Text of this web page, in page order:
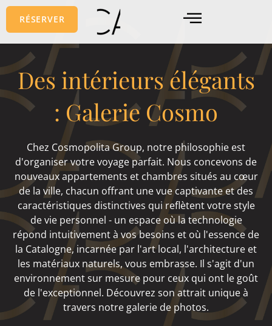
Aller
contenu
RÉSERVER
Des intérieurs élégants
: Galerie Cosmo
Chez Cosmopolita Group, notre philosophie est
d'organiser votre voyage parfait. Nous concevons de
nouveaux appartements et chambres situés au cœur
de la ville, chacun offrant une vue captivante et des
caractéristiques distinctives qui reflètent votre style
de vie personnel - un espace où la technologie
répond intuitivement à vos besoins et où l'essence de
la Catalogne, incarnée par l'art local, l'architecture et
les matériaux naturels, vous embrasse. Il s'agit d'un
environnement sur mesure pour ceux qui ont le goût
de l'exceptionnel. Découvrez son attrait unique à
travers notre galerie de photos.